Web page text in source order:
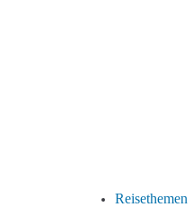
Reisethemen